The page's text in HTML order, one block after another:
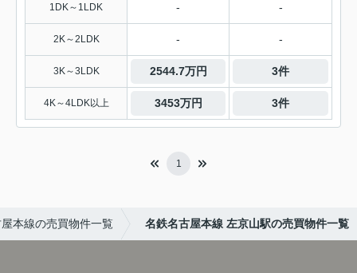
1DK～1LDK - -
2K～2LDK - -
3K～3LDK 2544.7万円 3件
4K～4LDK以上 3453万円 3件
1
本線の売買物件一覧 名鉄名古屋本線 左京山駅の売買物件一覧